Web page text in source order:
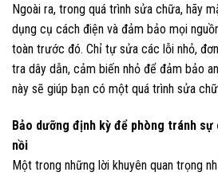
Ngoài ra, trong quá trình sửa chữa, hãy
dụng cụ cách điện và đảm bảo mọi
toàn trước đó. Chỉ tự sửa các lỗi nhỏ,
tra dây dẫn, cảm biến nhỏ để đảm bảo
này sẽ giúp bạn có một quá trình sửa
Bảo dưỡng định kỳ để phòng tránh
nồi
Một trong những lời khuyên quan trọng